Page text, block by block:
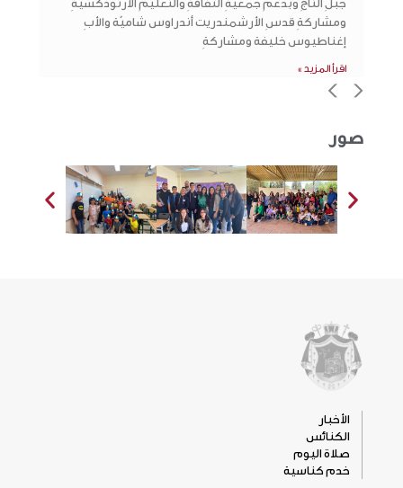
جبلِ التّاجِ وبدعمِ جمعيّةِ الثّقافةِ والتّعليمِ الأرثوذكسيّةِ
ومشاركةِ قدسِ الأرشمندريت أندراوس شاميّة والأبِ
إغناطيوس خليفة ومشاركةِ
اقرأ المزيد »
<
>
صور
الأخبار
الكنائس
صلاة اليوم
خدم كناسية